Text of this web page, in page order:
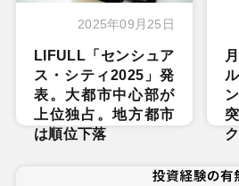
2025年09月25日
LIFULL「センシュア
ス・シティ2025」発
表。大都市中心部が
上位独占。地方都市
は順位下落
ク